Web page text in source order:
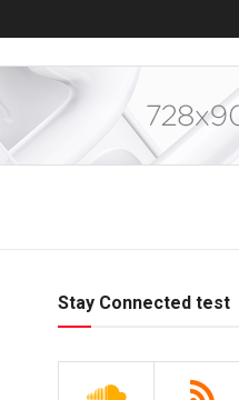
Stay Connected test